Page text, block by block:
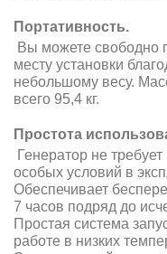
Портативность.
Вы можете свободно
месту установки
небольшому весу.
всего 95,4 кг.
Простота
Генератор не
особых условий в
Обеспечивает
7 часов подряд до
Простая система
работе в низких